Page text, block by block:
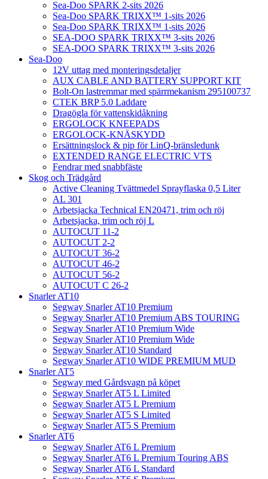
Sea-Doo SPARK 2-sits 2026
Sea-Doo SPARK TRIXX™ 1-sits 2026
Sea-Doo SPARK TRIXX™ 1-sits 2026
SEA-DOO SPARK TRIXX™ 3-sits 2026
SEA-DOO SPARK TRIXX™ 3-sits 2026
Sea-Doo
12V uttag med monteringsdetaljer
AUX CABLE AND BATTERY SUPPORT KIT
Bolt-On lastremmar med spärrmekanism 295100737
CTEK BRP 5.0 Laddare
Dragögla för vattenskidåkning
ERGOLOCK KNEEPADS
ERGOLOCK-KNÄSKYDD
Ersättningslock & pip för LinQ-bränsledunk
EXTENDED RANGE ELECTRIC VTS
Fendrar med snabbfäste
Skog och Trädgård
Active Cleaning Tvättmedel Sprayflaska 0,5 Liter
AL 301
Arbetsjacka Technical EN20471, trim och röj
Arbetsjacka, trim och röj L
AUTOCUT 11-2
AUTOCUT 2-2
AUTOCUT 36-2
AUTOCUT 46-2
AUTOCUT 56-2
AUTOCUT C 26-2
Snarler AT10
Segway Snarler AT10 Premium
Segway Snarler AT10 Premium ABS TOURING
Segway Snarler AT10 Premium Wide
Segway Snarler AT10 Premium Wide
Segway Snarler AT10 Standard
Segway Snarler AT10 WIDE PREMIUM MUD
Snarler AT5
Segway med Gårdsvagn på köpet
Segway Snarler AT5 L Limited
Segway Snarler AT5 L Premium
Segway Snarler AT5 S Limited
Segway Snarler AT5 S Premium
Snarler AT6
Segway Snarler AT6 L Premium
Segway Snarler AT6 L Premium Touring ABS
Segway Snarler AT6 L Standard